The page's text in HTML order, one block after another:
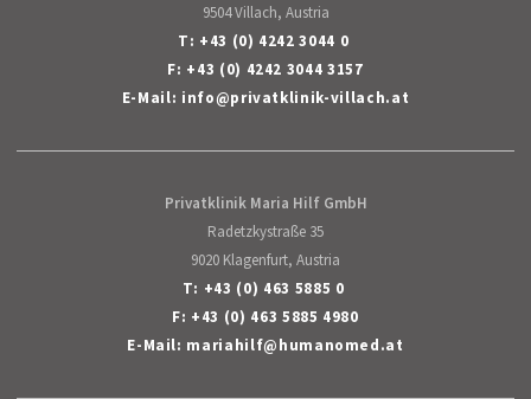
9504 Villach, Austria
T: +43 (0) 4242 3044 0
F: +43 (0) 4242 3044 3157
E-Mail: info@privatklinik-villach.at
Privatklinik Maria Hilf GmbH
Radetzkystraße 35
9020 Klagenfurt, Austria
T: +43 (0) 463 5885 0
F: +43 (0) 463 5885 4980
E-Mail: mariahilf@humanomed.at